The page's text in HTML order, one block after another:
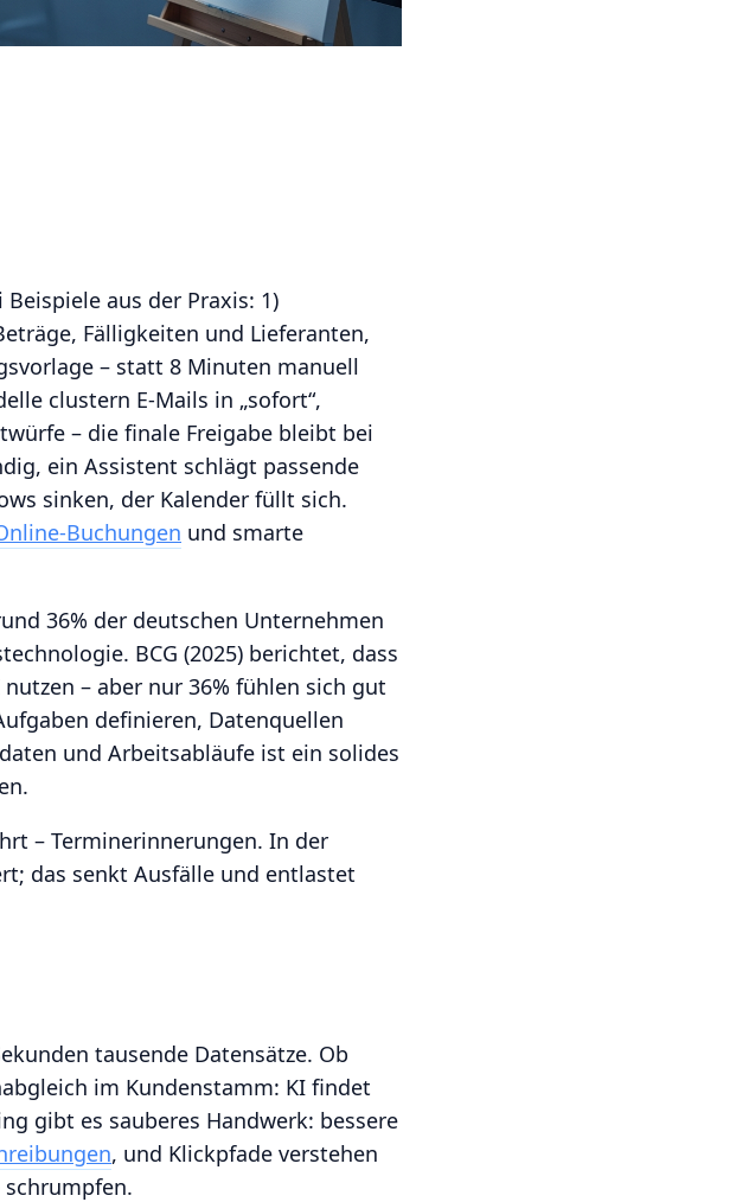
aus der Praxis: 1)
Fälligkeiten und Lieferanten,
– statt 8 Minuten manuell
clustern E‑Mails in „sofort“,
– die finale Freigabe bleibt bei
ein Assistent schlägt passende
sinken, der Kalender füllt sich.
und smarte
36% der deutschen Unternehmen
BCG (2025) berichtet, dass
– aber nur 36% fühlen sich gut
definieren, Datenquellen
und Arbeitsabläufe ist ein solides
– Terminerinnerungen. In der
das senkt Ausfälle und entlastet
tausende Datensätze. Ob
im Kundenstamm: KI findet
gibt es sauberes Handwerk: bessere
, und Klickpfade verstehen